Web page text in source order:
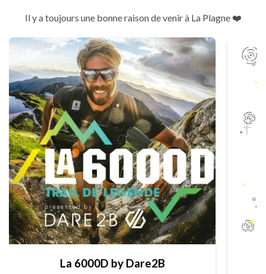
Il y a toujours une bonne raison de venir à La Plagne ❤️
La 6000D by Dare2B